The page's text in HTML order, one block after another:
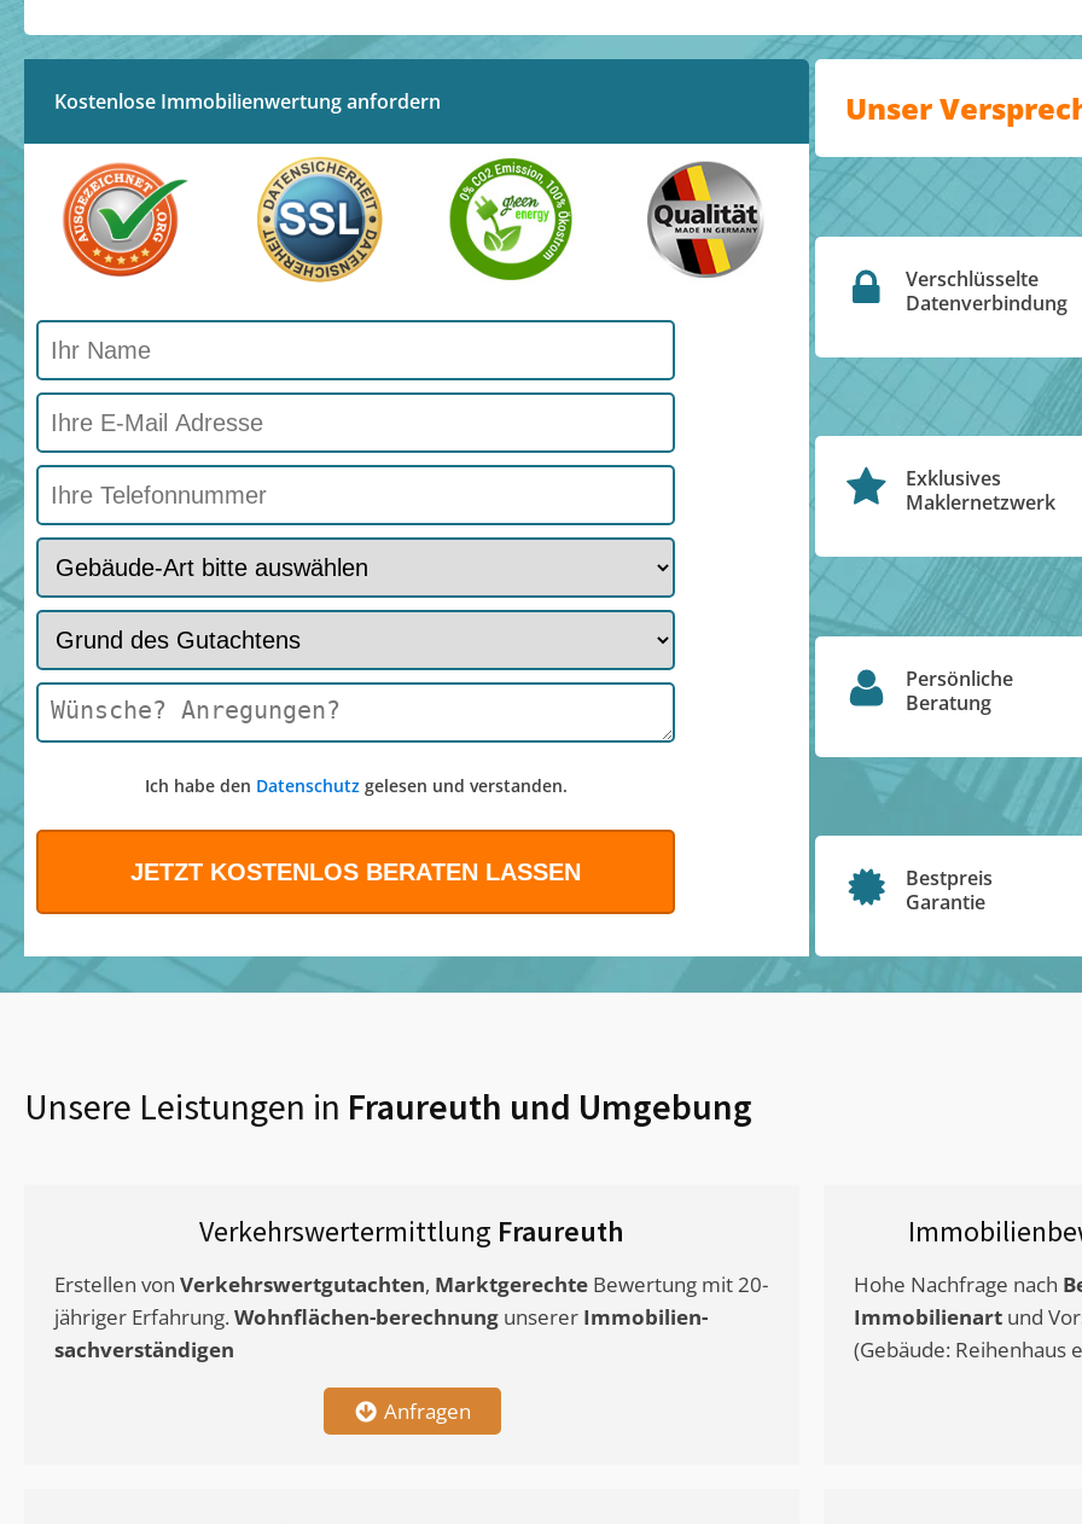
Kostenlose Immobilienwertung anfordern
Ich habe den Datenschutzgelesen und verstanden.
Unser
Verschlüsselte
Datenverbindung
Exklusives
Maklernetzwerk
Persönliche
Beratung
Bestpreis
Garantie
Unsere Leistungen in Fraureuth und Umgebung
Verkehrswertermittlung Fraureuth
Erstellen von Verkehrswertgutachten, Marktgerechte Bewertung mit 20-
jähriger Erfahrung. Wohnflächen-berechnung unserer Immobilien-
sachverständigen
Anfragen
Hohe Nachfrage nach
Immobilienart und
(Gebäude: Reihenhaus